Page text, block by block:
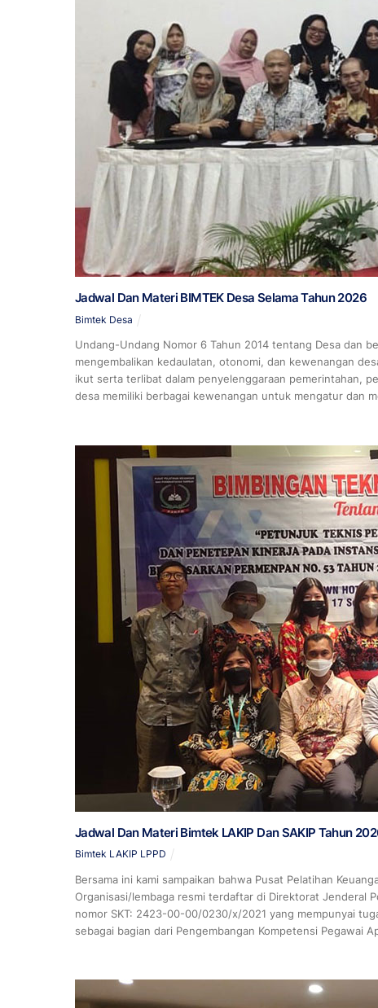
Jadwal Dan Materi BIMTEK Desa Selama Tahun 2026
Bimtek Desa
Undang-Undang Nomor 6 Tahun 2014 tentang Desa dan
mengembalikan kedaulatan, otonomi, dan kewenangan
ikut serta terlibat dalam penyelenggaraan pemerintahan,
desa memiliki berbagai kewenangan untuk mengatur dan
Jadwal Dan Materi Bimtek LAKIP Dan SAKIP Tahun
Bimtek LAKIP LPPD
Bersama ini kami sampaikan bahwa Pusat Pelatihan
Organisasi/lembaga resmi terdaftar di Direktorat Jenderal
nomor SKT: 2423-00-00/0230/x/2021 yang mempunyai
sebagai bagian dari Pengembangan Kompetensi Pegawai